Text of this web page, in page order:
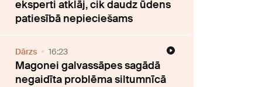
eksperti atklāj, cik daudz ūdens
patiesībā nepieciešams
Dārzs 16:23
Magonei galvassāpes sagādā
negaidīta problēma siltumnīcā